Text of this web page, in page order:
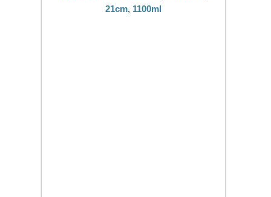
21cm, 1100ml